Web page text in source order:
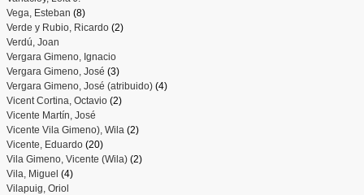
Vega, Esteban (8)
Verde y Rubio, Ricardo(2)
Verdú, Joan
Vergara Gimeno, Ignacio
Vergara Gimeno, José (3)
Vergara Gimeno, José (atribuido)(4)
Vicent Cortina, Octavio(2)
Vicente Martín, José
Vicente Vila Gimeno), Wila (2)
Vicente, Eduardo(20)
Vila Gimeno, Vicente (Wila)(2)
Vila, Miguel (4)
Vilapuig, Oriol